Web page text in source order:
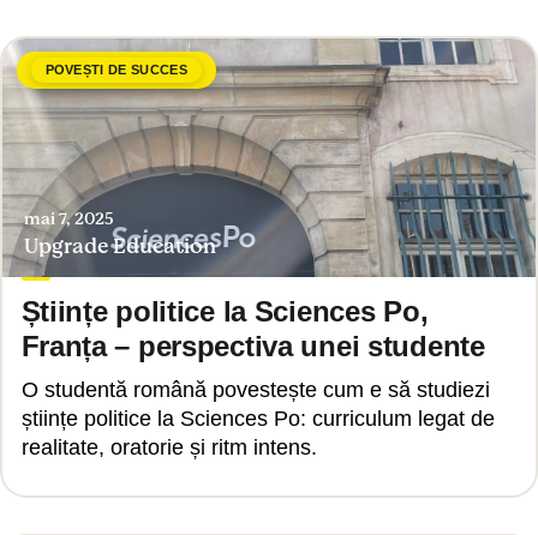
POVEȘTI DE SUCCES
mai 7, 2025
Upgrade Education
Științe politice la Sciences Po,
Franța – perspectiva unei studente
O studentă română povestește cum e să studiezi
științe politice la Sciences Po: curriculum legat de
realitate, oratorie și ritm intens.